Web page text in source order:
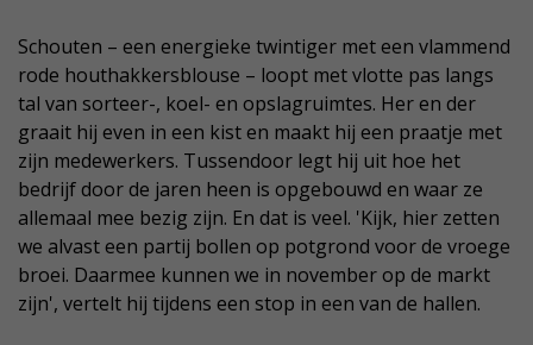
Schouten – een energieke twintiger met een vlammend
rode houthakkersblouse – loopt met vlotte pas langs
tal van sorteer-, koel- en opslagruimtes. Her en der
graait hij even in een kist en maakt hij een praatje met
zijn medewerkers. Tussendoor legt hij uit hoe het
bedrijf door de jaren heen is opgebouwd en waar ze
allemaal mee bezig zijn. En dat is veel. 'Kijk, hier zetten
we alvast een partij bollen op potgrond voor de vroege
broei. Daarmee kunnen we in november op de markt
zijn', vertelt hij tijdens een stop in een van de hallen.